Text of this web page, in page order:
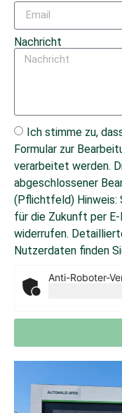
Nachricht
Ich stimme zu,
Formular zur
verarbeitet werden.
abgeschlossener
(Pflichtfeld) Hinweis:
für die Zukunft per
widerrufen.
Nutzerdaten finden
Anti-Roboter-